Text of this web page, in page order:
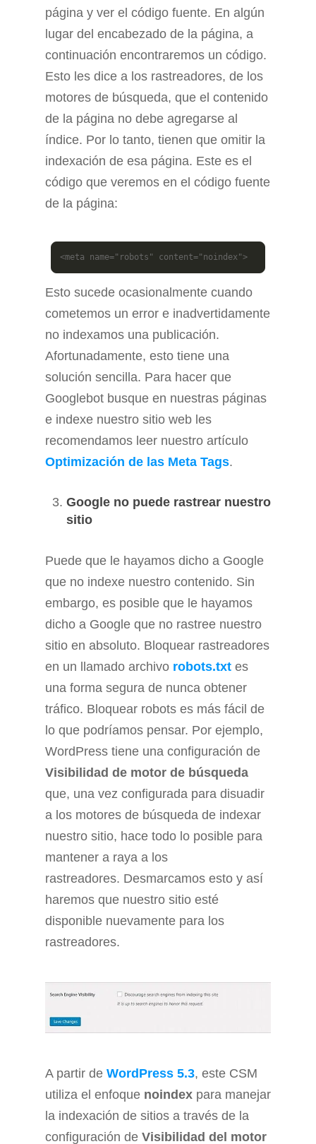
página y ver el código fuente. En algún
lugar del encabezado de la página, a
continuación encontraremos un código.
Esto les dice a los rastreadores, de los
motores de búsqueda, que el contenido
de la página no debe agregarse al
índice. Por lo tanto, tienen que omitir la
indexación de esa página. Este es el
código que veremos en el código fuente
de la página:
<meta name="robots" content="noindex">
Esto sucede ocasionalmente cuando
cometemos un error e inadvertidamente
no indexamos una publicación.
Afortunadamente, esto tiene una
solución sencilla. Para hacer que
Googlebot busque en nuestras páginas
e indexe nuestro sitio web les
recomendamos leer nuestro artículo
Optimización de las Meta Tags.
Google no puede rastrear nuestro
sitio
Puede que le hayamos dicho a Google
que no indexe nuestro contenido. Sin
embargo, es posible que le hayamos
dicho a Google que no rastree nuestro
sitio en absoluto. Bloquear rastreadores
en un llamado archivo robots.txt es
una forma segura de nunca obtener
tráfico. Bloquear robots es más fácil de
lo que podríamos pensar. Por ejemplo,
WordPress tiene una configuración de
Visibilidad de motor de búsqueda
que, una vez configurada para disuadir
a los motores de búsqueda de indexar
nuestro sitio, hace todo lo posible para
mantener a raya a los
rastreadores. Desmarcamos esto y así
haremos que nuestro sitio esté
disponible nuevamente para los
rastreadores.
A partir de WordPress 5.3, este CSM
utiliza el enfoque noindex para manejar
la indexación de sitios a través de la
configuración de Visibilidad del motor